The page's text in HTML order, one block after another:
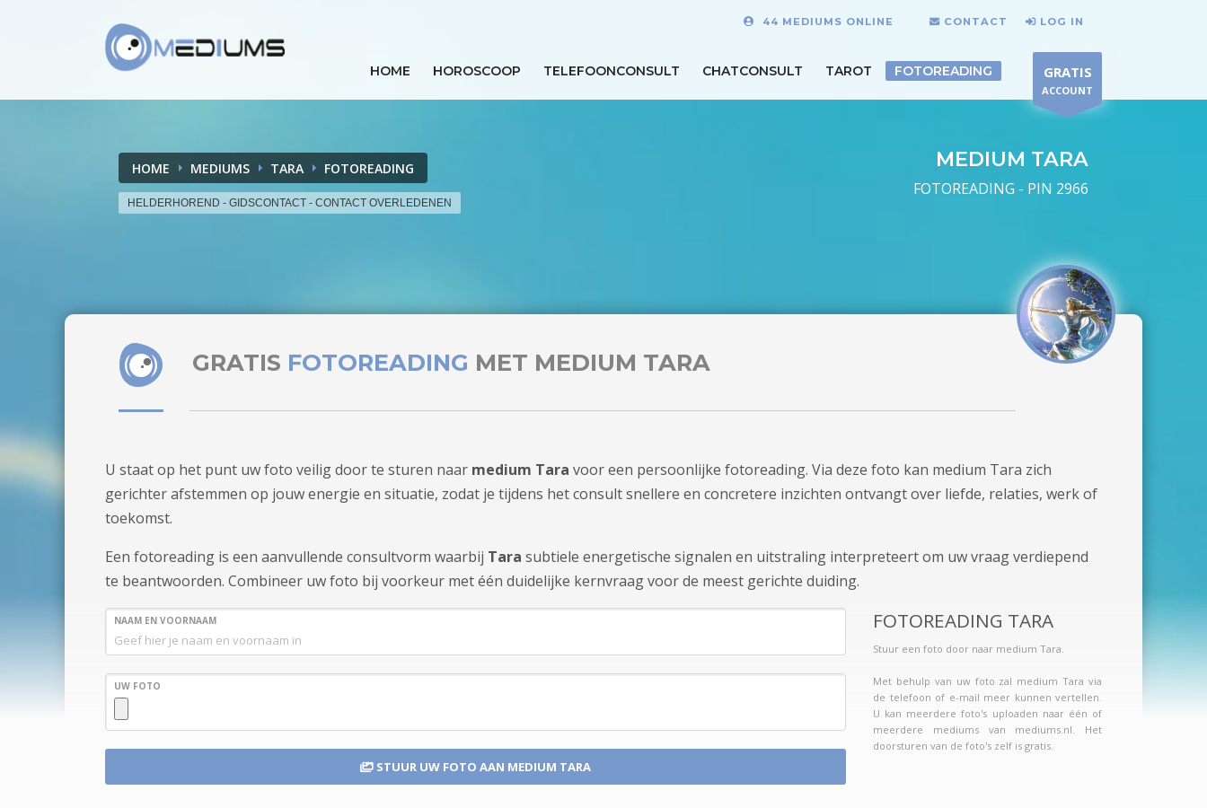
44 MEDIUMS ONLINE CONTACT LOG IN
HOME HOROSCOOP TELEFOONCONSULT CHATCONSULT TAROT FOTOREADING GRATIS
ACCOUNT
HOME MEDIUMS TARA FOTOREADING
HELDERHOREND - GIDSCONTACT - CONTACT OVERLEDENEN
MEDIUM TARA
FOTOREADING - PIN 2966
GRATIS FOTOREADING MET MEDIUM TARA
U staat op het punt uw foto veilig door te sturen naar medium Tara voor een persoonlijke fotoreading. Via deze foto kan medium Tara zich
gerichter afstemmen op jouw energie en situatie, zodat je tijdens het consult snellere en concretere inzichten ontvangt over liefde, relaties, werk of
toekomst.
Een fotoreading is een aanvullende consultvorm waarbij Tara subtiele energetische signalen en uitstraling interpreteert om uw vraag verdiepend
te beantwoorden. Combineer uw foto bij voorkeur met één duidelijke kernvraag voor de meest gerichte duiding.
NAAM EN VOORNAAM
UW FOTO
STUUR UW FOTO AAN MEDIUM TARA
FOTOREADING TARA
Stuur een foto door naar medium Tara.
Met behulp van uw foto zal medium Tara via
de telefoon of e-mail meer kunnen vertellen.
U kan meerdere foto's uploaden naar één of
meerdere mediums van mediums.nl. Het
doorsturen van de foto's zelf is gratis.